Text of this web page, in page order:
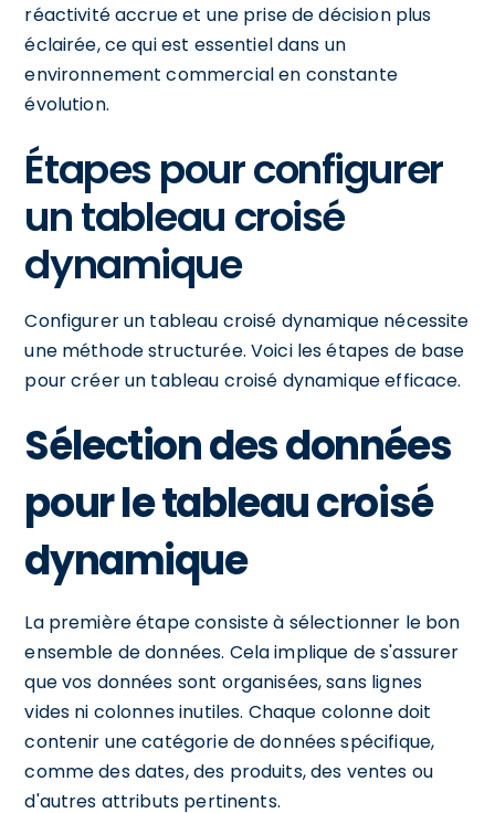
réactivité accrue et une prise de décision plus
éclairée, ce qui est essentiel dans un
environnement commercial en constante
évolution.
Étapes pour configurer
un tableau croisé
dynamique
Configurer un tableau croisé dynamique nécessite
une méthode structurée. Voici les étapes de base
pour créer un tableau croisé dynamique efficace.
Sélection des données
pour le tableau croisé
dynamique
La première étape consiste à sélectionner le bon
ensemble de données. Cela implique de s'assurer
que vos données sont organisées, sans lignes
vides ni colonnes inutiles. Chaque colonne doit
contenir une catégorie de données spécifique,
comme des dates, des produits, des ventes ou
d'autres attributs pertinents.